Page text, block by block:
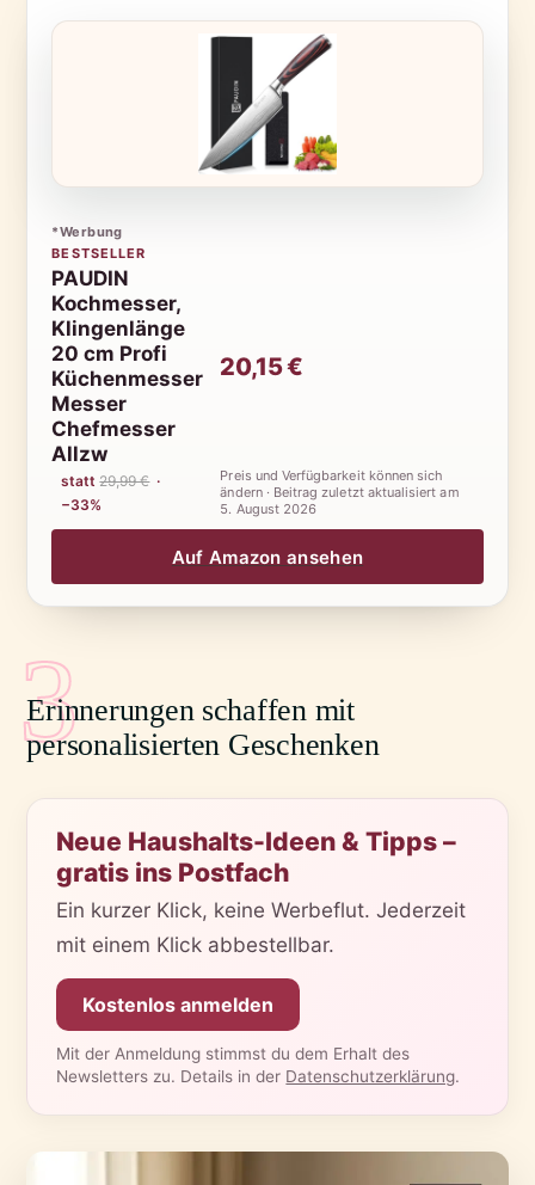
*Werbung
BESTSELLER
PAUDIN
Kochmesser,
Klingenlänge
20 cm Profi
Küchenmesser
Messer
Chefmesser
Allzw
20,15 €
statt29,99 € ·
−33%
Preis und Verfügbarkeit können sich
ändern · Beitrag zuletzt aktualisiert am
5. August 2026
Auf Amazon ansehen
3
Erinnerungen schaffen mit
personalisierten Geschenken
Neue Haushalts-Ideen & Tipps –
gratis ins Postfach
Ein kurzer Klick, keine Werbeflut. Jederzeit
mit einem Klick abbestellbar.
Kostenlos anmelden
Mit der Anmeldung stimmst du dem Erhalt des
Newsletters zu. Details in der Datenschutzerklärung.